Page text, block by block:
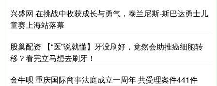
兴盛网 在挑战中收获成长与勇气，泰兰尼斯-斯巴达勇士儿
童赛上海站落幕
股巢配资 【“医”说就懂】牙没刷好，竟然会助推癌细胞转
移？看完立马想去刷牙！
金牛呗 重庆国际商事法庭成立一周年 共受理案件441件